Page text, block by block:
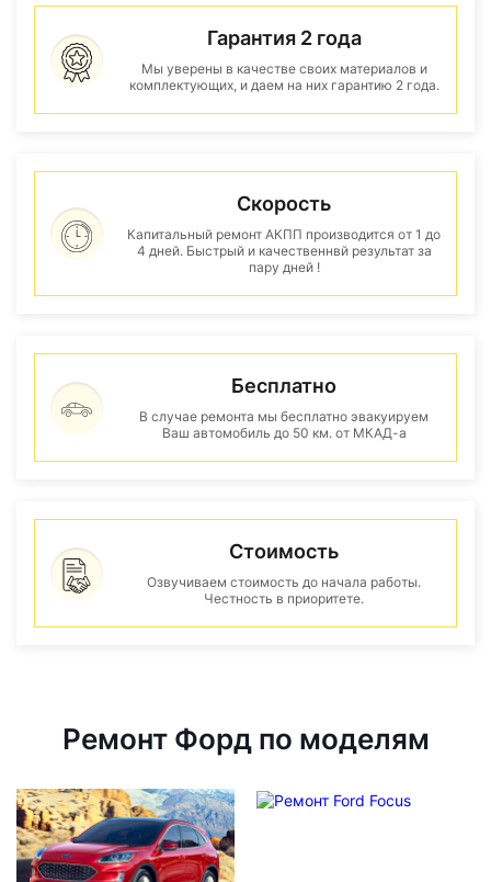
Гарантия 2 года
Мы уверены в качестве своих материалов и
комплектующих, и даем на них гарантию 2 года.
Скорость
Капитальный ремонт АКПП производится от 1 до
4 дней. Быстрый и качественнвй результат за
пару дней !
Бесплатно
В случае ремонта мы бесплатно эвакуируем
Ваш автомобиль до 50 км. от МКАД-а
Стоимость
Озвучиваем стоимость до начала работы.
Честность в приоритете.
Ремонт Форд по моделям